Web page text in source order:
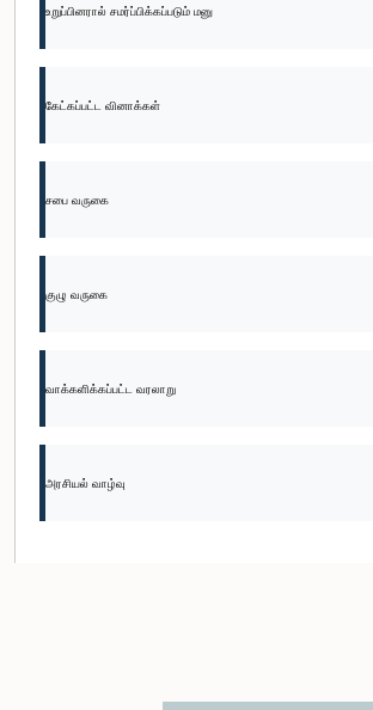
உறுப்பினரால் சமர்ப்பிக்கப்படும் மனு
கேட்கப்பட்ட வினாக்கள்
சபை வருகை
குழு வருகை
வாக்களிக்கப்பட்ட வரலாறு
அரசியல் வாழ்வு